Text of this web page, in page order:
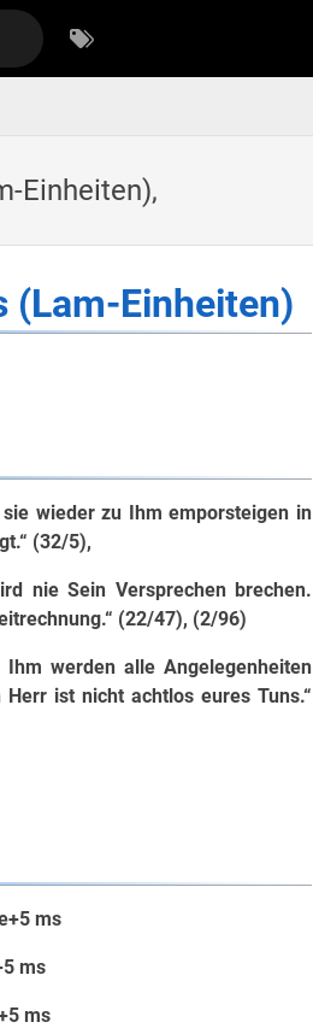
Einheiten),
(Lam-Einheiten)
wieder zu Ihm emporsteigen in
(32/5),
nie Sein Versprechen brechen.
(22/47), (2/96)
werden alle Angelegenheiten
ist nicht achtlos eures Tuns.“
ms
ms
ms